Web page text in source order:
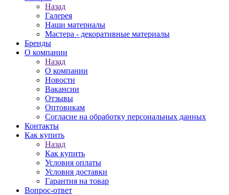
Назад
Галерея
Наши материалы
Мастера - декоративные материалы
Бренды
О компании
Назад
О компании
Новости
Вакансии
Отзывы
Оптовикам
Cогласие на обработку персональных данных
Контакты
Как купить
Назад
Как купить
Условия оплаты
Условия доставки
Гарантия на товар
Вопрос-ответ